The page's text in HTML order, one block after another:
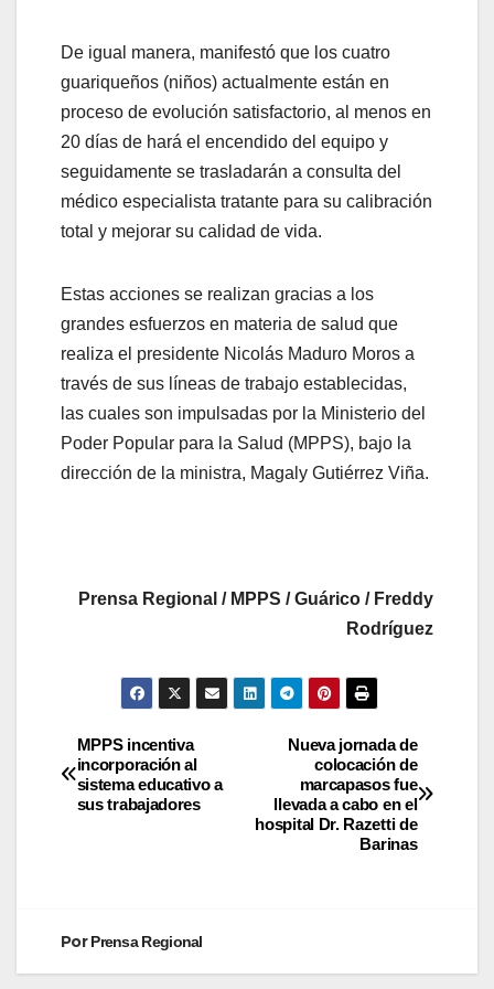
De igual manera, manifestó que los cuatro
guariqueños (niños) actualmente están en
proceso de evolución satisfactorio, al menos en
20 días de hará el encendido del equipo y
seguidamente se trasladarán a consulta del
médico especialista tratante para su calibración
total y mejorar su calidad de vida.
Estas acciones se realizan gracias a los
grandes esfuerzos en materia de salud que
realiza el presidente Nicolás Maduro Moros a
través de sus líneas de trabajo establecidas,
las cuales son impulsadas por la Ministerio del
Poder Popular para la Salud (MPPS), bajo la
dirección de la ministra, Magaly Gutiérrez Viña.
Prensa Regional / MPPS / Guárico / Freddy
Rodríguez
Nueva jornada de
colocación de
marcapasos fue
llevada a cabo en el
hospital Dr. Razetti de
Barinas
MPPS incentiva
incorporación al
sistema educativo a
sus trabajadores
PorPrensa Regional